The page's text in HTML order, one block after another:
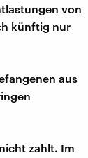
von
künftig nur
aus
zahlt. Im